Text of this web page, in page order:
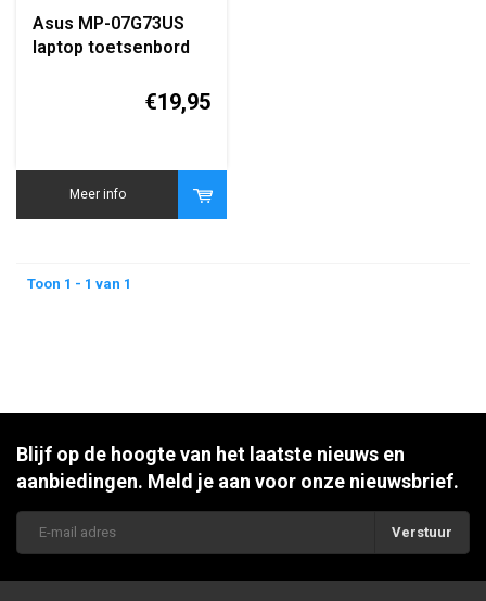
Asus MP-07G73US
laptop toetsenbord
€19,95
Meer info
Toon 1 - 1 van 1
Blijf op de hoogte van het laatste nieuws en
aanbiedingen. Meld je aan voor onze nieuwsbrief.
Verstuur